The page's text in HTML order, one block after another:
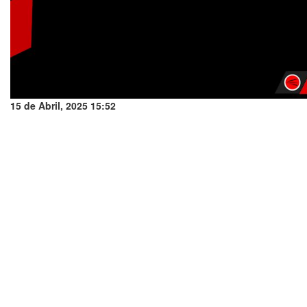
15 de Abril, 2025 15:52